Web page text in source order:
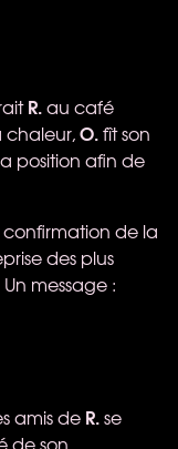
R.au café
chaleur,O.fît son
position afin de
de la
des plus
Un message :
amis de R.se